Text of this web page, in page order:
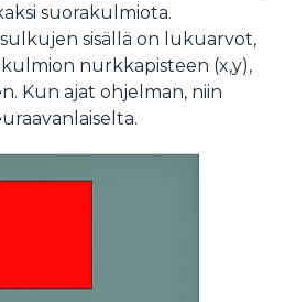
suorakulmiota.
sisällä on lukuarvot,
nurkkapisteen (x,y),
Kun ajat ohjelman, niin